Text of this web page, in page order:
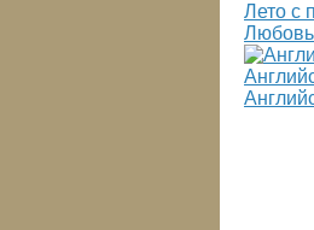
Лето с
Любовь